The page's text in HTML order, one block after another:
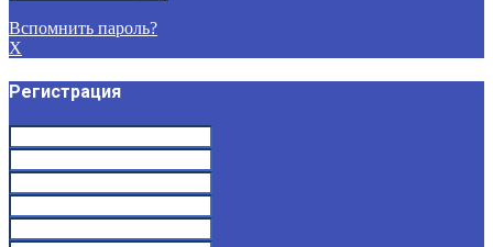
Вспомнить пароль?
X
Регистрация